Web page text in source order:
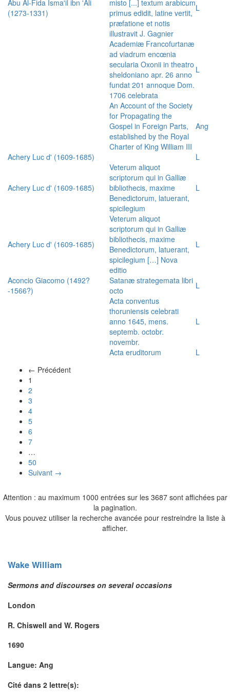
Abu Al-Fida Isma'il ibn 'Ali
(1273-1331)
misto [...] textum arabicum
primus edidit, latine vertit,
præfatione et notis
illustravit J. Gagnier
L
Academiæ Francofurtanæ
ad viadrum encœnia
secularia Oxonii in theatro
sheldoniano apr. 26 anno
fundat 201 annoque Dom.
1706 celebrata
L
An Account of the Society
for Propagating the
Gospel in Foreign Parts,
established by the Royal
Charter of King William III
Ang
Achery Luc d' (1609-1685) L
Achery Luc d' (1609-1685)
Veterum aliquot
scriptorum qui in Galliæ
bibliothecis, maxime
Benedictorum, latuerant,
spicilegium
L
Achery Luc d' (1609-1685)
Veterum aliquot
scriptorum qui in Galliæ
bibliothecis, maxime
Benedictorum, latuerant,
spicilegium […] Nova
editio
L
Aconcio Giacomo (1492?
-1566?)
Satanæ strategemata libri
octo
L
Acta conventus
thoruniensis celebrati
anno 1645, mens.
septemb. octobr.
novembr.
L
Acta eruditorum
L
← Précédent
1
2
3
4
5
6
7
…
50
Suivant →
Attention : au maximum 1000 entrées sur les 3687 sont affichées par
la pagination.
Vous pouvez utiliser la recherche avancée pour restreindre la liste à
afficher.
Wake William
Sermons and discourses on several occasions
London
R. Chiswell and W. Rogers
1690
Langue: Ang
Cité dans 2 lettre(s):